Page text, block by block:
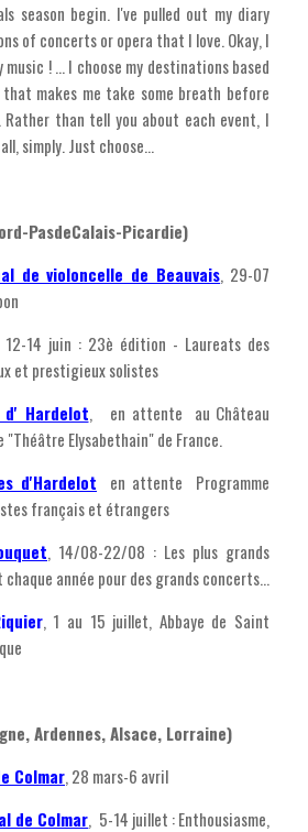
season begin. I've pulled out my diary
of concerts or opera that I love. Okay, I
! ... I choose my destinations based
makes me take some breath before
Rather than tell you about each event, I
simply. Just choose...
PasdeCalais-Picardie)
de violoncelle de Beauvais, 29-07
12-14 juin : 23è édition - Laureats des
et prestigieux solistes
d' Hardelot, en attente au Château
"Théâtre Elysabethain" de France.
d'Hardelot en attente Programme
français et étrangers
, 14/08-22/08 : Les plus grands
année pour des grands concerts...
, 1 au 15 juillet, Abbaye de Saint
Ardennes, Alsace, Lorraine)
Colmar, 28 mars-6 avril
de Colmar, 5-14 juillet : Enthousiasme,